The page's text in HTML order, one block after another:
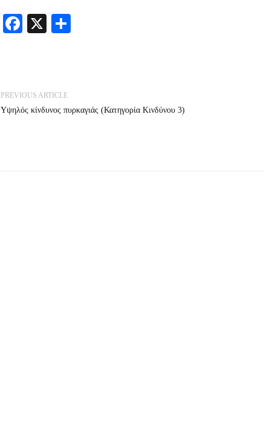
Facebook
X Share
PREVIOUS ARTICLE
Υψηλός κίνδυνος πυρκαγιάς (Κατηγορία Κινδύνου 3)